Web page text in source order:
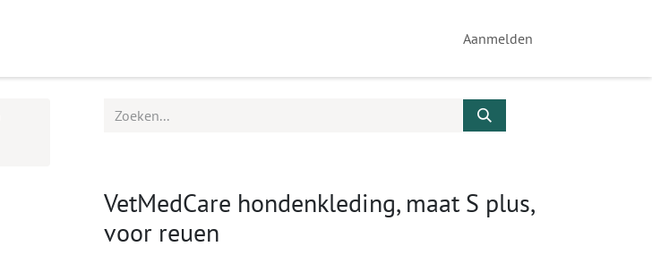
Aanmelden
VetMedCare hondenkleding, maat S plus,
voor reuen